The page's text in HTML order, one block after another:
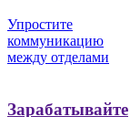
Упростите
коммуникацию
между отделами
Зарабатывайте